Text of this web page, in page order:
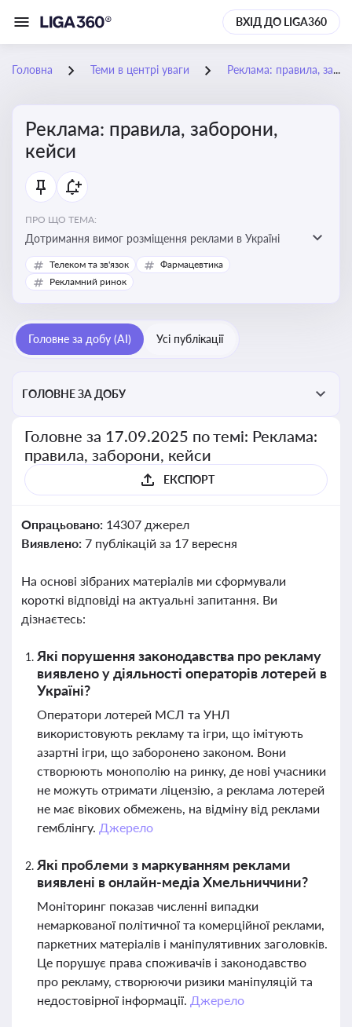
ВХІД ДО LIGA360
Головна Теми в центрі уваги Реклама: правила, заборони, кейси
Реклама: правила, заборони,
кейси
ПРО ЩО ТЕМА:
Дотримання вимог розміщення реклами в Україні
Телеком та зв'язок
Фармацевтика
Рекламний ринок
Головне за добу (AI) Усі публікації
ГОЛОВНЕ ЗА ДОБУ
Головне за 17.09.2025 по темі: Реклама:
правила, заборони, кейси
ЕКСПОРТ
Опрацьовано: 14307 джерел
Виявлено: 7 публікацій за 17 вересня
На основі зібраних матеріалів ми сформували
короткі відповіді на актуальні запитання. Ви
дізнаєтесь:
Які порушення законодавства про рекламу
виявлено у діяльності операторів лотерей в
Україні?
Оператори лотерей МСЛ та УНЛ
використовують рекламу та ігри, що імітують
азартні ігри, що заборонено законом. Вони
створюють монополію на ринку, де нові учасники
не можуть отримати ліцензію, а реклама лотерей
не має вікових обмежень, на відміну від реклами
гемблінгу. Джерело
Які проблеми з маркуванням реклами
виявлені в онлайн-медіа Хмельниччини?
Моніторинг показав численні випадки
немаркованої політичної та комерційної реклами,
паркетних матеріалів і маніпулятивних заголовків.
Це порушує права споживачів і законодавство
про рекламу, створюючи ризики маніпуляцій та
недостовірної інформації. Джерело